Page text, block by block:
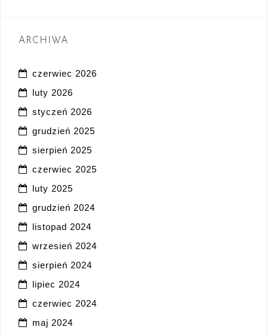
ARCHIWA
czerwiec 2026
luty 2026
styczeń 2026
grudzień 2025
sierpień 2025
czerwiec 2025
luty 2025
grudzień 2024
listopad 2024
wrzesień 2024
sierpień 2024
lipiec 2024
czerwiec 2024
maj 2024